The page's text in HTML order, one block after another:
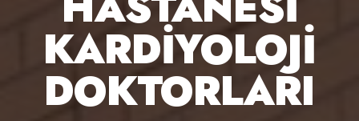
KARDİYOLOJİ
DOKTORLARI